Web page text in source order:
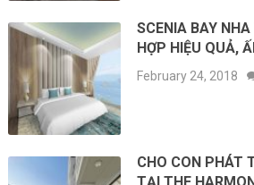
SCENIA BAY
HỢP HIỆU QUẢ,
February 24, 2018
CHO CON PHÁT